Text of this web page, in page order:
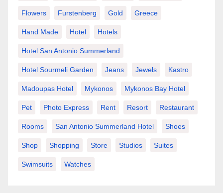
Flowers Furstenberg Gold Greece
Hand Made Hotel Hotels
Hotel San Antonio Summerland
Hotel Sourmeli Garden Jeans Jewels Kastro
Madoupas Hotel Mykonos Mykonos Bay Hotel
Pet Photo Express Rent Resort Restaurant
Rooms San Antonio Summerland Hotel Shoes
Shop Shopping Store Studios Suites
Swimsuits Watches